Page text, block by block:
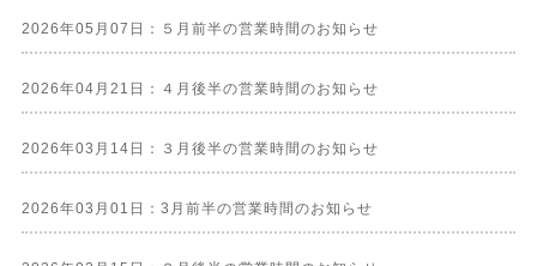
2026年05月07日：５月前半の営業時間のお知らせ
2026年04月21日：４月後半の営業時間のお知らせ
2026年03月14日：３月後半の営業時間のお知らせ
2026年03月01日：3月前半の営業時間のお知らせ